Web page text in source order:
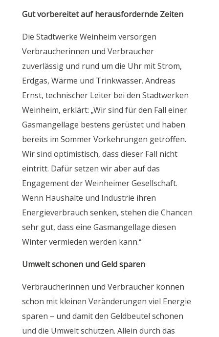
Gut vorbereitet auf herausfordernde Zeiten
Die Stadtwerke Weinheim versorgen
Verbraucherinnen und Verbraucher
zuverlässig und rund um die Uhr mit Strom,
Erdgas, Wärme und Trinkwasser. Andreas
Ernst, technischer Leiter bei den Stadtwerken
Weinheim, erklärt: „Wir sind für den Fall einer
Gasmangellage bestens gerüstet und haben
bereits im Sommer Vorkehrungen getroffen.
Wir sind optimistisch, dass dieser Fall nicht
eintritt. Dafür setzen wir aber auf das
Engagement der Weinheimer Gesellschaft.
Wenn Haushalte und Industrie ihren
Energieverbrauch senken, stehen die Chancen
sehr gut, dass eine Gasmangellage diesen
Winter vermieden werden kann.“
Umwelt schonen und Geld sparen
Verbraucherinnen und Verbraucher können
schon mit kleinen Veränderungen viel Energie
sparen – und damit den Geldbeutel schonen
und die Umwelt schützen. Allein durch das